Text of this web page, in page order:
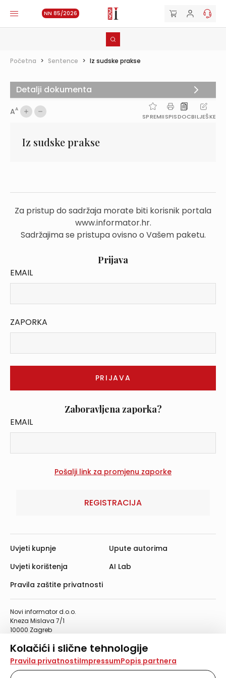
Kolačići i slične tehnologije
Na našoj web stranici koristimo kolačiće i slične
tehnologije za pohranu, čitanje i obradu informacija na
Pravila privatnostiImpressumPopis partnera
NN 85/2026
Početna > Sentence > Iz sudske prakse
AA
SPREMIISPISDOCBILJEŠKE
Iz sudske prakse
Za pristup do sadržaja morate biti korisnik portala
www.informator.hr.
Sadržajima se pristupa ovisno o Vašem paketu.
Prijava
EMAIL
ZAPORKA
Zaboravljena zaporka?
EMAIL
REGISTRACIJA
Detalji dokumenta
Novi informator d.o.o.
Kneza Mislava 7/1
10000 Zagreb
Telefaks: 01/4612-553
info@informator.hr
Uvjeti kupnje
Uvjeti korištenja
Pravila zaštite privatnosti
Upute autorima
AI Lab